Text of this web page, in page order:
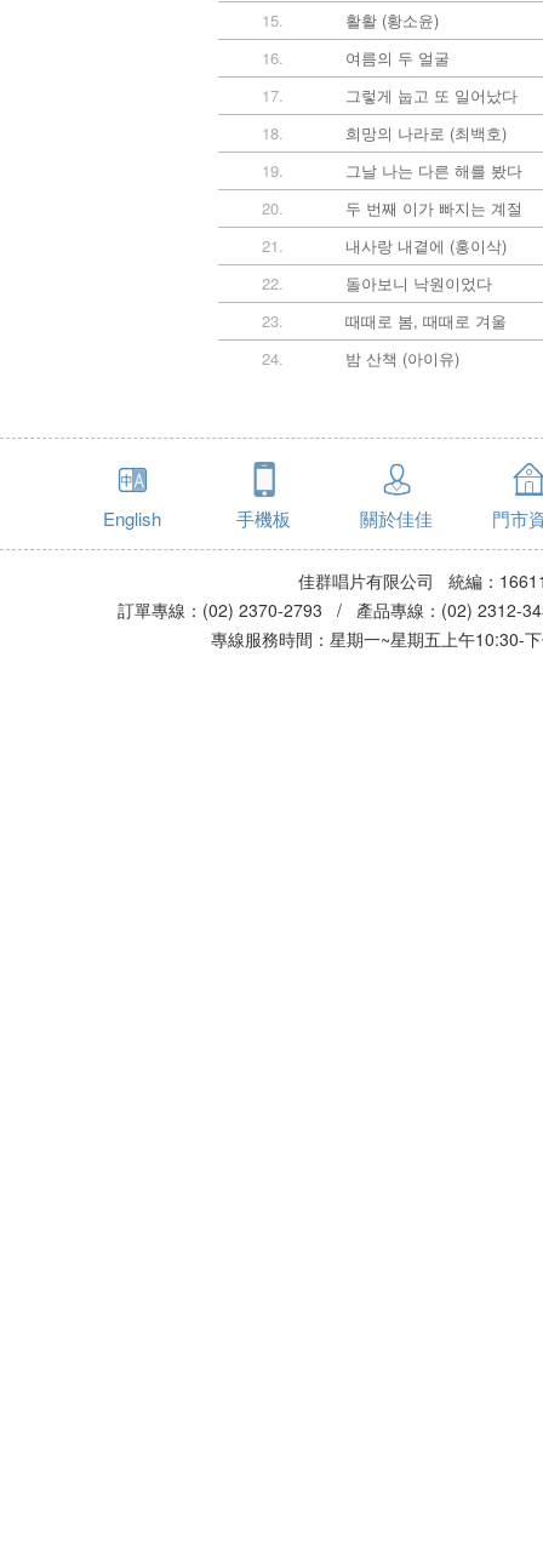
15.
활활 (황소윤)
16.
여름의 두 얼굴
17.
그렇게 눕고 또 일어났다
18.
희망의 나라로 (최백호)
19.
그날 나는 다른 해를 봤다
20.
두 번째 이가 빠지는 계절
21.
내사랑 내곁에 (홍이삭)
22.
돌아보니 낙원이었다
23.
때때로 봄, 때때로 겨울
24.
밤 산책 (아이유)
English 手機板 關於佳佳 門市
佳群唱片有限公司 統編：
訂單專線：(02) 2370-2793 / 產品專線：(02)
專線服務時間：星期一~星期五上午10:30-